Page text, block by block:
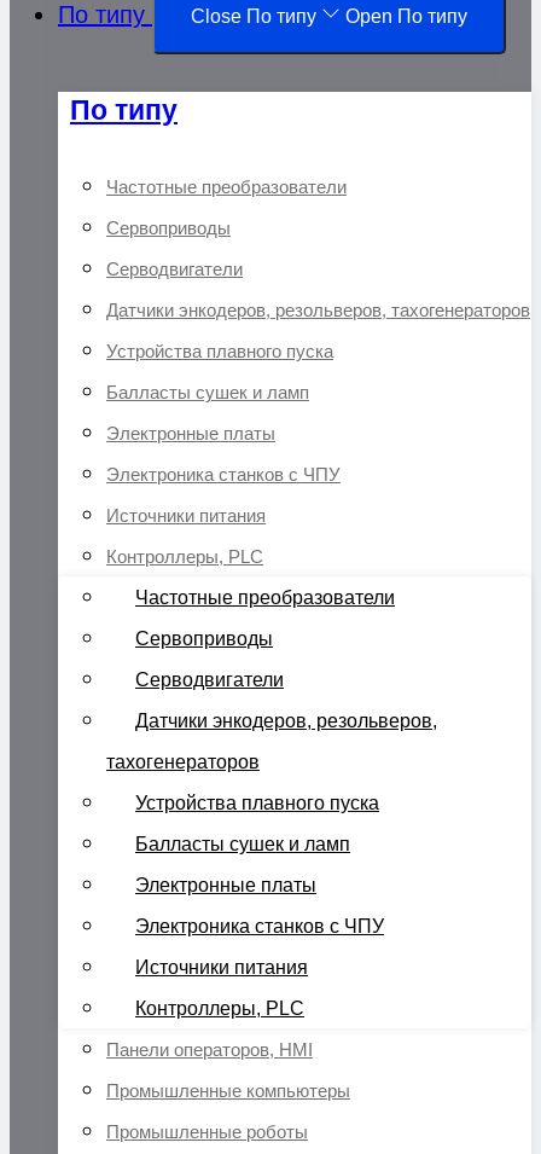
По типу Close По типу Open По типу
По типу
Частотные преобразователи
Сервоприводы
Серводвигатели
Датчики энкодеров, резольверов, тахогенераторов
Устройства плавного пуска
Балласты сушек и ламп
Электронные платы
Электроника станков с ЧПУ
Источники питания
Контроллеры, PLC
Частотные преобразователи
Сервоприводы
Серводвигатели
Датчики энкодеров, резольверов,
тахогенераторов
Устройства плавного пуска
Балласты сушек и ламп
Электронные платы
Электроника станков с ЧПУ
Источники питания
Контроллеры, PLC
Панели операторов, HMI
Промышленные компьютеры
Промышленные роботы